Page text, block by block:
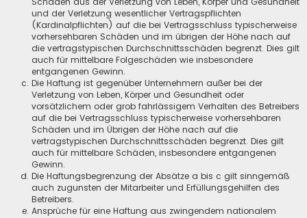
und der Verletzung wesentlicher Vertragspflichten
(Kardinalpflichten) auf die bei Vertragsschluss typischerweise
vorhersehbaren Schäden und im übrigen der Höhe nach auf
die vertragstypischen Durchschnittsschäden begrenzt. Dies gilt
auch für mittelbare Folgeschäden wie insbesondere
entgangenen Gewinn.
Die Haftung ist gegenüber Unternehmern außer bei der
Verletzung von Leben, Körper und Gesundheit oder
vorsätzlichem oder grob fahrlässigem Verhalten des Betreibers
auf die bei Vertragsschluss typischerweise vorhersehbaren
Schäden und im Übrigen der Höhe nach auf die
vertragstypischen Durchschnittsschäden begrenzt. Dies gilt
auch für mittelbare Schäden, insbesondere entgangenen
Gewinn.
Die Haftungsbegrenzung der Absätze a bis c gilt sinngemäß
auch zugunsten der Mitarbeiter und Erfüllungsgehilfen des
Betreibers.
Ansprüche für eine Haftung aus zwingendem nationalem